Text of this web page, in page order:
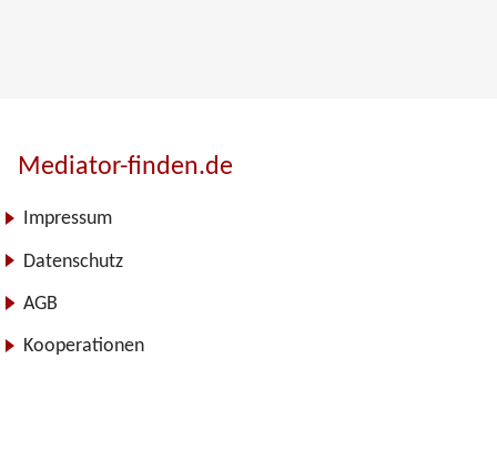
Mediator-finden.de
Impressum
Datenschutz
AGB
Kooperationen